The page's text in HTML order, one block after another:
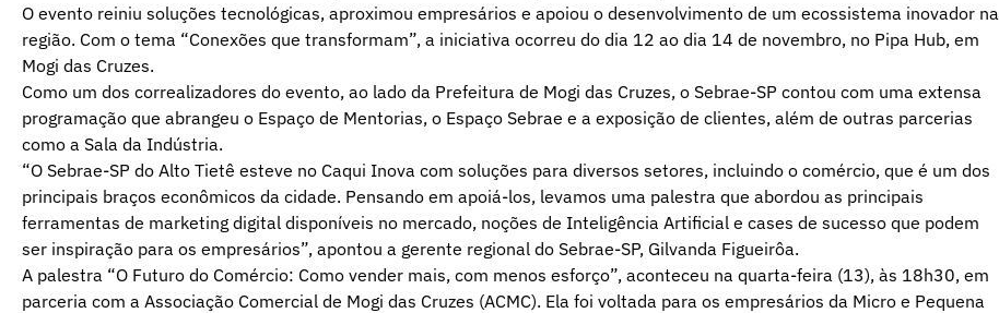
O evento reiniu soluções tecnológicas, aproximou empresários e apoiou o desenvolvimento de um ecossistema inovador na
região. Com o tema “Conexões que transformam”, a iniciativa ocorreu do dia 12 ao dia 14 de novembro, no Pipa Hub, em
Mogi das Cruzes.
Como um dos correalizadores do evento, ao lado da Prefeitura de Mogi das Cruzes, o Sebrae-SP contou com uma extensa
programação que abrangeu o Espaço de Mentorias, o Espaço Sebrae e a exposição de clientes, além de outras parcerias
como a Sala da Indústria.
“O Sebrae-SP do Alto Tietê esteve no Caqui Inova com soluções para diversos setores, incluindo o comércio, que é um dos
principais braços econômicos da cidade. Pensando em apoiá-los, levamos uma palestra que abordou as principais
ferramentas de marketing digital disponíveis no mercado, noções de Inteligência Artificial e cases de sucesso que podem
ser inspiração para os empresários”, apontou a gerente regional do Sebrae-SP, Gilvanda Figueirôa.
A palestra “O Futuro do Comércio: Como vender mais, com menos esforço”, aconteceu na quarta-feira (13), às 18h30, em
parceria com a Associação Comercial de Mogi das Cruzes (ACMC). Ela foi voltada para os empresários da Micro e Pequena